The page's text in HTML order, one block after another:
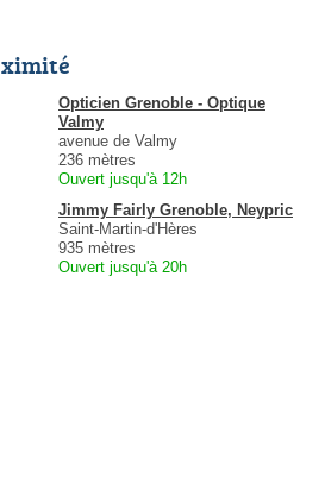
Opticien Grenoble - Optique
Valmy
avenue de Valmy
236 mètres
Ouvert jusqu'à 12h
Jimmy Fairly Grenoble, Neypric
Saint-Martin-d'Hères
935 mètres
Ouvert jusqu'à 20h